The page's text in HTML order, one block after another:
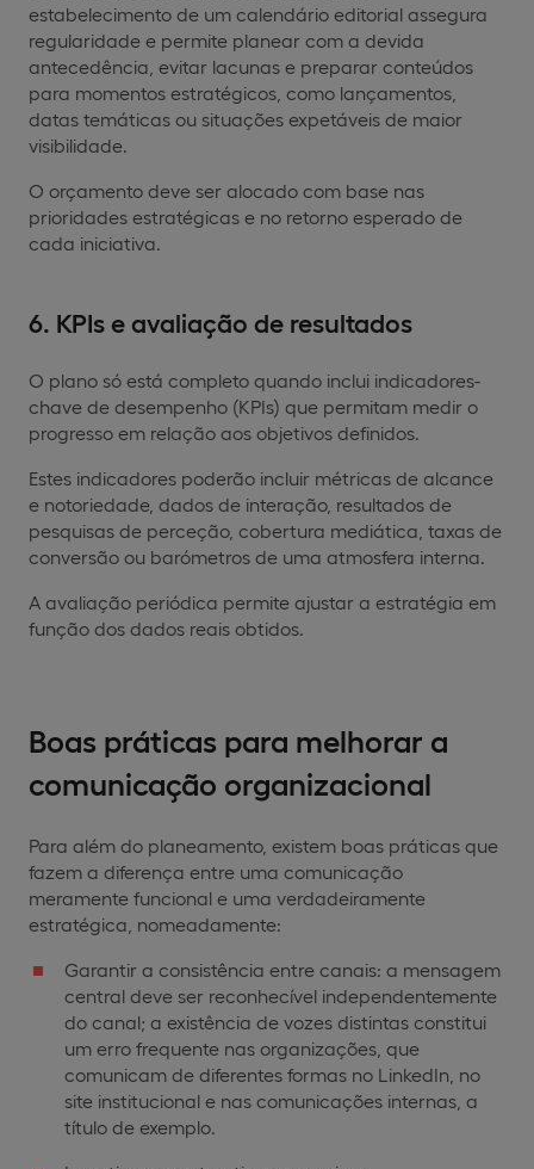
estabelecimento de um calendário editorial assegura
regularidade e permite planear com a devida
antecedência, evitar lacunas e preparar conteúdos
para momentos estratégicos, como lançamentos,
datas temáticas ou situações expetáveis de maior
visibilidade.
O orçamento deve ser alocado com base nas
prioridades estratégicas e no retorno esperado de
cada iniciativa.
6. KPIs e avaliação de resultados
O plano só está completo quando inclui indicadores-
chave de desempenho (KPIs) que permitam medir o
progresso em relação aos objetivos definidos.
Estes indicadores poderão incluir métricas de alcance
e notoriedade, dados de interação, resultados de
pesquisas de perceção, cobertura mediática, taxas de
conversão ou barómetros de uma atmosfera interna.
A avaliação periódica permite ajustar a estratégia em
função dos dados reais obtidos.
Boas práticas para melhorar a
comunicação organizacional
Para além do planeamento, existem boas práticas que
fazem a diferença entre uma comunicação
meramente funcional e uma verdadeiramente
estratégica, nomeadamente:
Garantir a consistência entre canais: a mensagem
central deve ser reconhecível independentemente
do canal; a existência de vozes distintas constitui
um erro frequente nas organizações, que
comunicam de diferentes formas no LinkedIn, no
site institucional e nas comunicações internas, a
título de exemplo.